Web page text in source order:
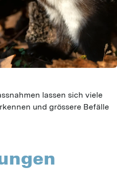
lassen sich viele
und grössere Befälle